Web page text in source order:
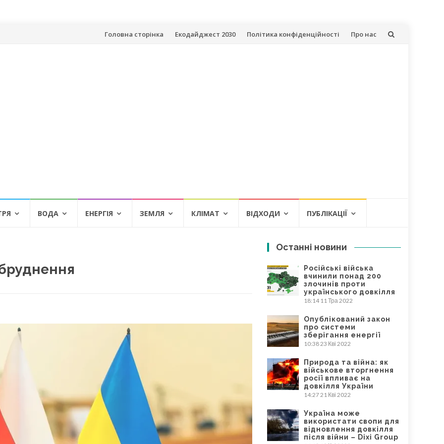
Skip
Головна сторінка Екодайджест 2030 Політика конфіденційності Про нас
ВОДА ЕНЕРГІЯ ЗЕМЛЯ КЛІМАТ ВІДХОДИ ПУБЛІКАЦІЇ
Останні новини
Російські війська
вчинили понад 200
злочинів проти
українського довкілля
18:14 11 Тра 2022
Опублікований закон
про системи
зберігання енергії
10:3823 Кві 2022
Природа та війна: як
військове вторгнення
росії впливає на
довкілля України
14:2721 Кві 2022
Україна може
використати свопи для
відновлення довкілля
після війни – Dixi Group